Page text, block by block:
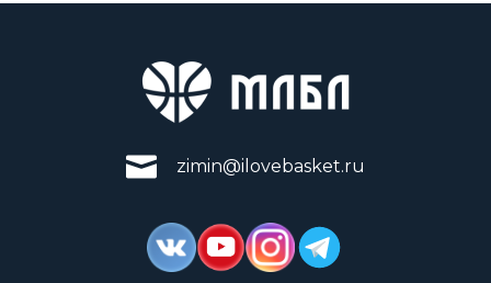
zimin@ilovebasket.ru